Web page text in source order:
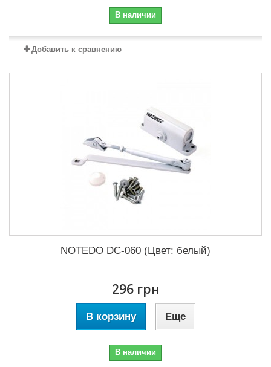
В наличии
Добавить к сравнению
NOTEDO DC-060 (Цвет: белый)
296 грн
В корзину Еще
В наличии